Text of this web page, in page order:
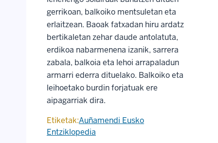
gerrikoan, balkoiko mentsuletan eta
erlaitzean. Baoak fatxadan hiru ardatz
bertikaletan zehar daude antolatuta,
erdikoa nabarmenena izanik, sarrera
zabala, balkoia eta lehoi arrapaladun
armarri ederra dituelako. Balkoiko eta
leihoetako burdin forjatuak ere
aipagarriak dira.
Etiketak:Auñamendi Eusko
Entziklopedia